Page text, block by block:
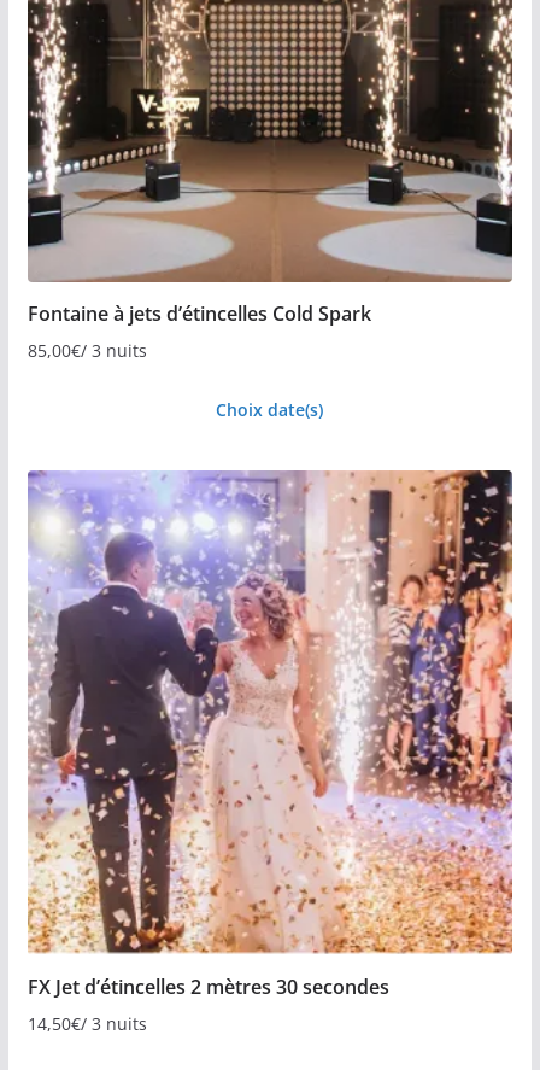
Fontaine à jets d’étincelles Cold Spark
85,00€/ 3 nuits
Choix date(s)
FX Jet d’étincelles 2 mètres 30 secondes
14,50€/ 3 nuits